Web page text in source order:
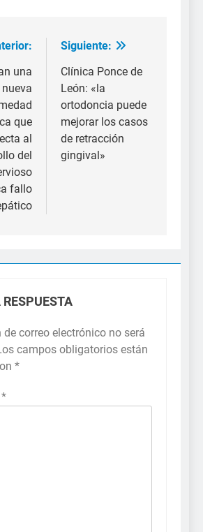
una
nueva
que
al
del
fallo
Siguiente:
Clínica Ponce de
León: «la
ortodoncia puede
mejorar los casos
de retracción
gingival»
de correo electrónico no será
campos obligatorios están
*
*